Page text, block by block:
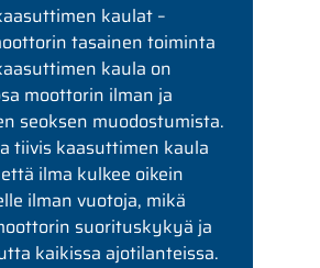
kaulat –
tasainen toiminta
kaula on
moottorin ilman ja
seoksen muodostumista.
tiivis kaasuttimen kaula
ilma kulkee oikein
ilman vuotoja, mikä
suorituskykyä ja
kaikissa ajotilanteissa.